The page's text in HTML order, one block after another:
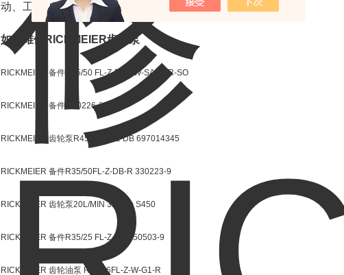
动、工控产品等。有需要询价采购的欢迎前来咨询！
如何维修RICKMEIER齿轮泵
RICKMEIER 备件R35/50 FL-Z-DB4-W-SAE2-R-SO
RICKMEIER 备件 330226-2
RICKMEIER 齿轮泵R45/80 FL-Z-DB 697014345
RICKMEIER 备件R35/50FL-Z-DB-R 330223-9
RICKMEIER 齿轮泵20L/MIN 3kg/cm S450
RICKMEIER 备件R35/25 FL-Z-DB 350503-9
RICKMEIER 齿轮油泵 R25/16FL-Z-W-G1-R